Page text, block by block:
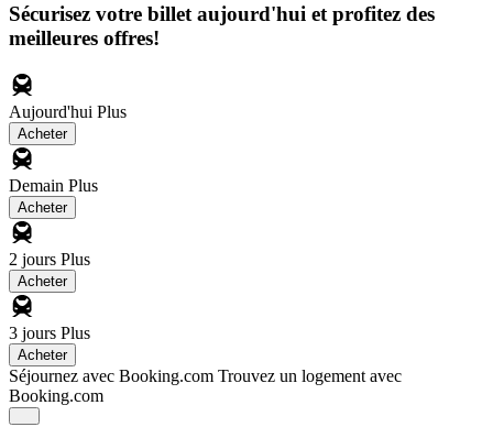
Sécurisez votre billet aujourd'hui et profitez des
meilleures offres!
Aujourd'hui Plus
Acheter
Demain Plus
Acheter
2 jours Plus
Acheter
3 jours Plus
Acheter
Séjournez avec Booking.com Trouvez un logement avec
Booking.com